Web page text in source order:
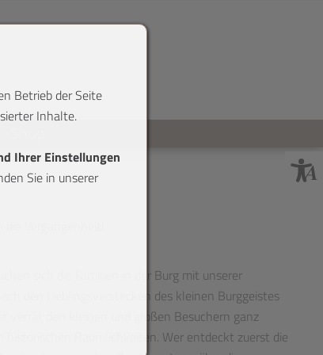
Vergangenheit!
sich die Familien in der Burg mit unserer
den Lieblingsverstecken des kleinen Burggeistes
verrät den kleinen und großen Besuchern ganz
Räumlichkeiten. Wer entdeckt zuerst die
Betrieb der Seite
Inhalte.
Ihrer Einstellungen
Sie in unserer